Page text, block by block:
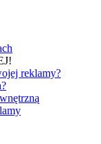
reklamy?